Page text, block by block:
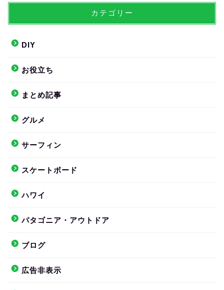
カテゴリー
DIY
お役立ち
まとめ記事
グルメ
サーフィン
スケートボード
ハワイ
パタゴニア・アウトドア
ブログ
広告非表示